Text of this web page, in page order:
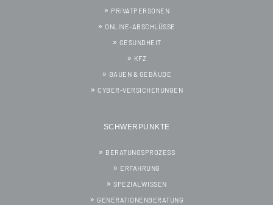
PRIVATPERSONEN
ONLINE-ABSCHLÜSSE
GESUNDHEIT
KFZ
BAUEN & GEBÄUDE
CYBER-VERSICHERUNGEN
SCHWERPUNKTE
BERATUNGSPROZESS
ERFAHRUNG
SPEZIALWISSEN
GENERATIONENBERATUNG